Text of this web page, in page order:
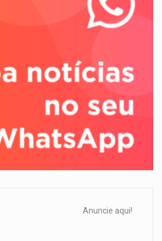
Anuncie aqui!